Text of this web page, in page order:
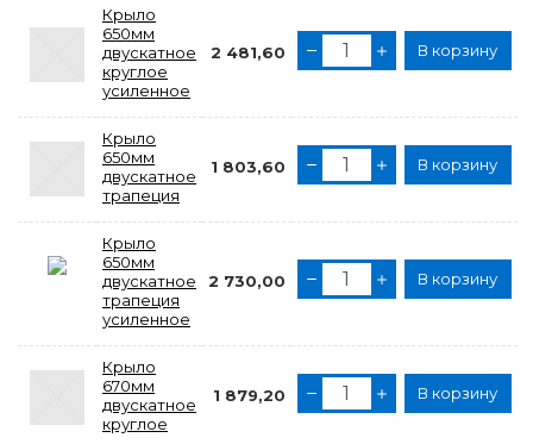
Крыло
650мм
двускатное
круглое
усиленное
2 481,60 В корзину
Крыло
650мм
двускатное
трапеция
1 803,60 В корзину
Крыло
650мм
двускатное
трапеция
усиленное
2 730,00 В корзину
Крыло
670мм
двускатное
круглое
1 879,20 В корзину